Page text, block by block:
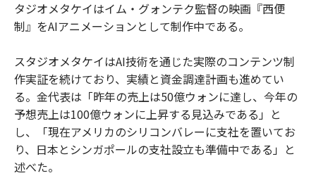
タジオメタケイはイム・グォンテク監督の映画『西便
制』をAIアニメーションとして制作中である。
スタジオメタケイはAI技術を通じた実際のコンテンツ制
作実証を続けており、実績と資金調達計画も進めてい
る。金代表は「昨年の売上は50億ウォンに達し、今年の
予想売上は100億ウォンに上昇する見込みである」と
し、「現在アメリカのシリコンバレーに支社を置いてお
り、日本とシンガポールの支社設立も準備中である」と
述べた。